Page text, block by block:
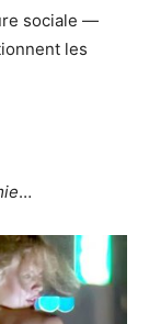
sociale —
les
…